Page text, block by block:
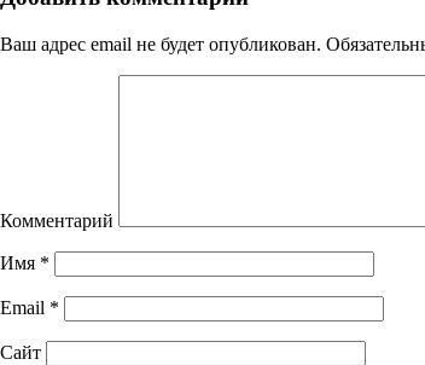
Ваш адрес email не будет опубликован.
Комментарий
Имя *
Email *
Сайт